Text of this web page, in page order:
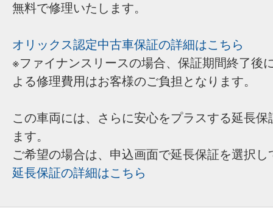
無料で修理いたします。
オリックス認定中古車保証の詳細はこちら
※ファイナンスリースの場合、保証期間終了後
よる修理費用はお客様のご負担となります。
この車両には、さらに安心をプラスする延長
ます。
ご希望の場合は、申込画面で延長保証を選択し
延長保証の詳細はこちら